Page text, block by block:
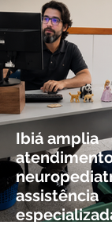
Ibiá amplia
assistência